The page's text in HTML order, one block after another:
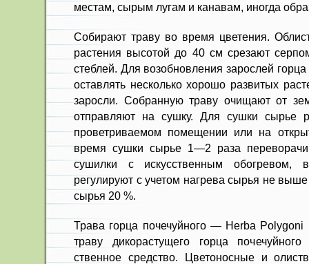
местам, сы­рым лугам и канавам, иногда
Собирают траву во время цвете­ния.
растения высотой до 40 см срезают
стеблей. Для возобновления зарослей
оставлять не­сколько хорошо развитых
заросли. Собранную траву очищают от
отправляют на сушку. Для сушки сырье
проветриваемом помещении или на
время суш­ки сырье 1—2 раза
сушилки с искус­ственным обогревом,
регулируют с учетом нагрева сырья не
сырья 20 %.
Трава горца почечуйного — Herba
траву дикорастущего гор­ца
ственное средство. Цветоносные и